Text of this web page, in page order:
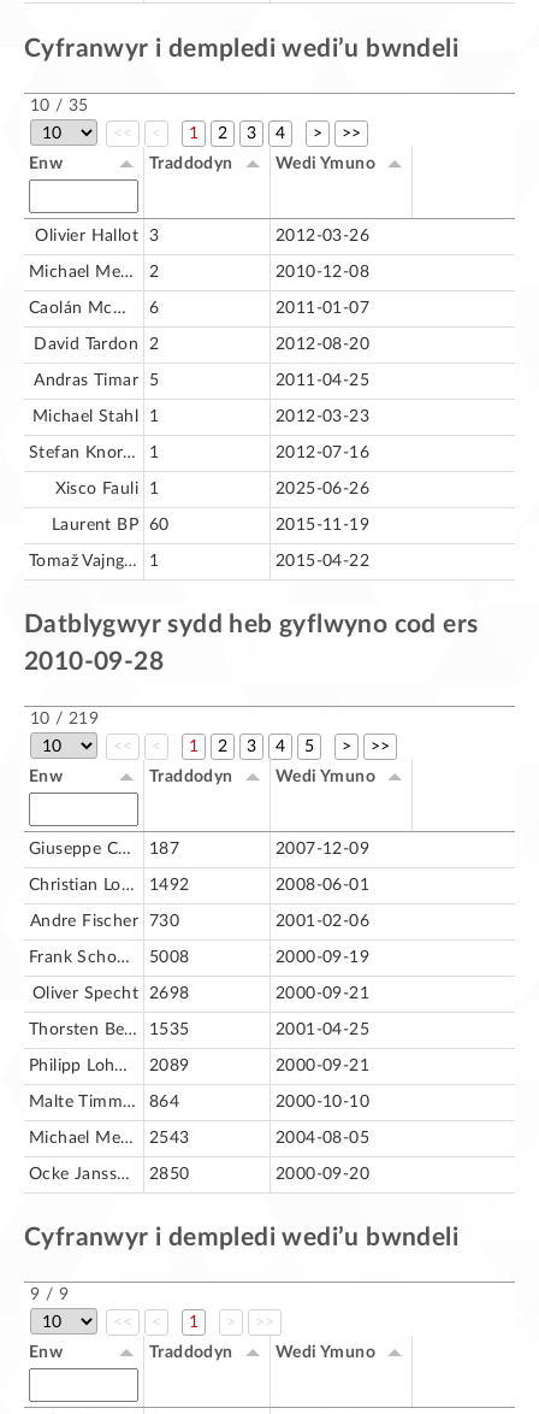
Cyfranwyr i dempledi wedi’u bwndeli
10 / 35
<<
< 1 2 3 4 >
>>
Enw
Traddodyn Wedi Ymuno
Olivier Hallot 3 2012-03-26
Michael Meeks 2 2010-12-08
Caolán McNamara 6 2011-01-07
David Tardon 2 2012-08-20
Andras Timar 5 2011-04-25
Michael Stahl 1 2012-03-23
Stefan Knorr (astron) 1 2012-07-16
Xisco Fauli 1 2025-06-26
Laurent BP 60 2015-11-19
Tomaž Vajngerl 1 2015-04-22
Datblygwyr sydd heb gyflwyno cod ers
2010-09-28
10 / 219
<<
< 1 2 3 4 5 >
>>
Enw
Traddodyn Wedi Ymuno
Giuseppe Castagno 187 2007-12-09
Christian Lohmaier 1492 2008-06-01
Andre Fischer 730 2001-02-06
Frank Schoenheit [fs] 5008 2000-09-19
Oliver Specht 2698 2000-09-21
Thorsten Behrens 1535 2001-04-25
Philipp Lohmann [pl] 2089 2000-09-21
Malte Timmermann [mt] 864 2000-10-10
Michael Meeks 2543 2004-08-05
Ocke Janssen [oj] 2850 2000-09-20
Cyfranwyr i dempledi wedi’u bwndeli
9 / 9
<<
< 1 >
>>
Enw
Traddodyn Wedi Ymuno